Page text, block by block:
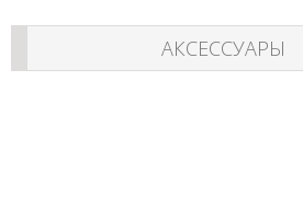
АКСЕССУАРЫ